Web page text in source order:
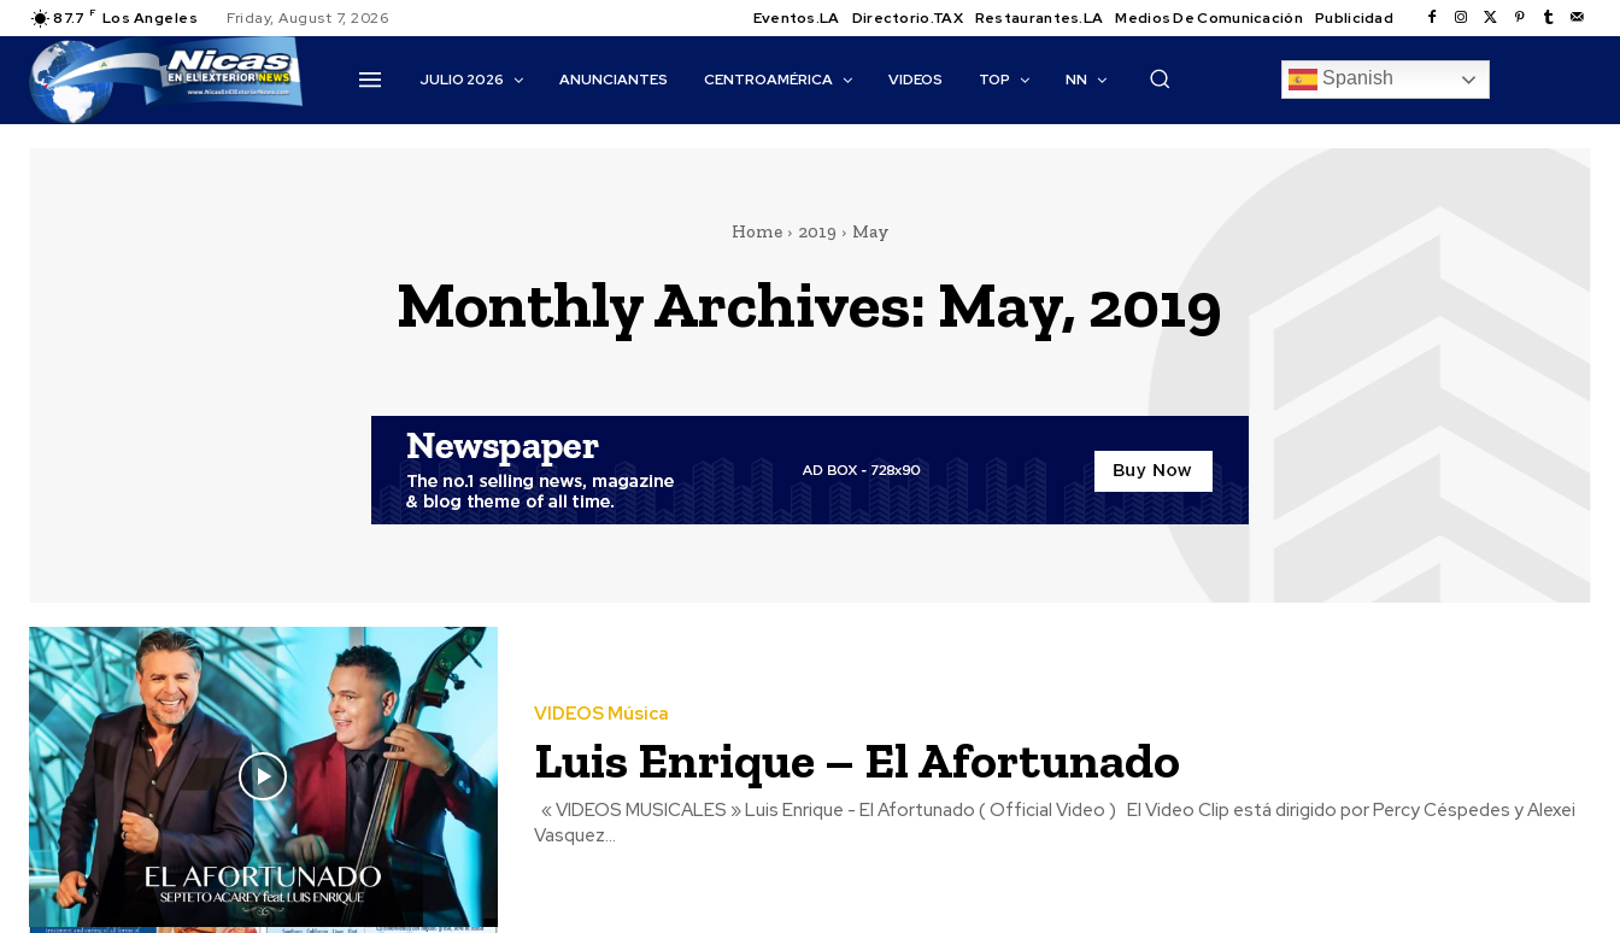
87.7 F Los Angeles Friday, August 7, 2026 Eventos.LA Directorio.TAX Restaurantes.LA Medios De Comunicación Publicidad
JULIO 2026 ANUNCIANTES CENTROAMÉRICA VIDEOS TOP NN
Home 2019 May
Monthly Archives: May, 2019
VIDEOS Música
Luis Enrique – El Afortunado
Vasquez...
Spanish